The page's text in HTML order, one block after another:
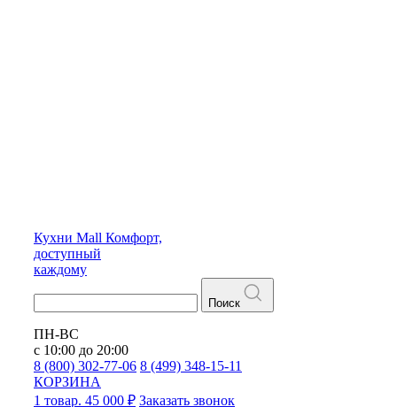
Кухни Mall Комфорт,
доступный
каждому
Поиск
ПН-ВС
с 10:00 до 20:00
8 (800) 302-77-06 8 (499) 348-15-11
КОРЗИНА
1 товар. 45 000 ₽ Заказать звонок